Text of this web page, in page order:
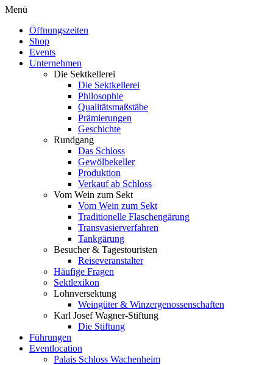
Menü
Öffnungszeiten
Shop
Events
Unternehmen
Die Sektkellerei
Die Sektkellerei
Philosophie
Qualitätsmaßstäbe
Prämierungen
Geschichte
Rundgang
Das Schloss
Gewölbekeller
Produktion
Verkauf ab Schloss
Vom Wein zum Sekt
Vom Wein zum Sekt
Traditionelle Flaschengärung
Transvasierverfahren
Tankgärung
Besucher & Tagestouristen
Reiseveranstalter
Häufige Fragen
Sektlexikon
Lohnversektung
Weingüter & Winzergenossenschaften
Karl Josef Wagner-Stiftung
Die Stiftung
Führungen
Eventlocation
Palais Schloss Wachenheim